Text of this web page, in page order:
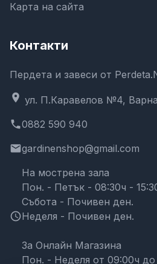
Карта на сайта
Контакти
Пердета и завеси от
location_on ул. П.Каравелов №4,
phone0882 590 940
emailgardinenshop@gmail.com
schedule
На мострена зала
Пон. - Петък - 08:30ч -
Събота - Почивен ден.
Неделя - Почивен ден.
За Онлайн Магазина
Пон. - Неделя от 09:00ч до